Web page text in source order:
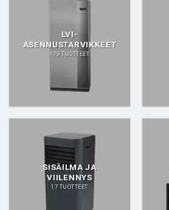
LVI-
ASENNUSTARVIKKEET
179 TUOTTEET
SISÄILMA JA
VIILENNYS
17 TUOTTEET